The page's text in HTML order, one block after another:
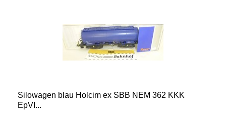
Silowagen blau Holcim ex SBB NEM 362 KKK
EpVI...